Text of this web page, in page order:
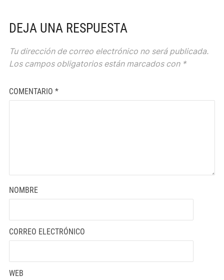
DEJA UNA RESPUESTA
Tu dirección de correo electrónico no será publicada.
Los campos obligatorios están marcados con *
COMENTARIO *
NOMBRE
CORREO ELECTRÓNICO
WEB